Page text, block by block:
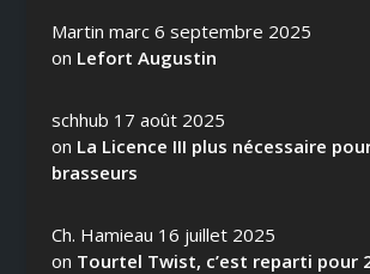
Martin marc 6 septembre 2025
on Lefort Augustin
schhub 17 août 2025
on La Licence III plus nécessaire
brasseurs
Ch. Hamieau 16 juillet 2025
on Tourtel Twist, c’est reparti pour